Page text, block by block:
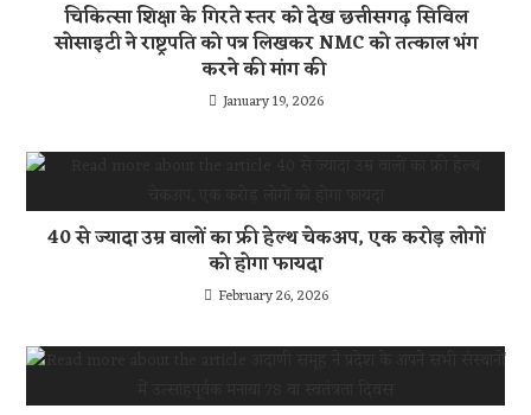
चिकित्सा शिक्षा के गिरते स्तर को देख छत्तीसगढ़ सिविल
सोसाइटी ने राष्ट्रपति को पत्र लिखकर NMC को तत्काल भंग
करने की मांग की
January 19, 2026
40 से ज्यादा उम्र वालों का फ्री हेल्थ चेकअप, एक करोड़ लोगों
को होगा फायदा
February 26, 2026